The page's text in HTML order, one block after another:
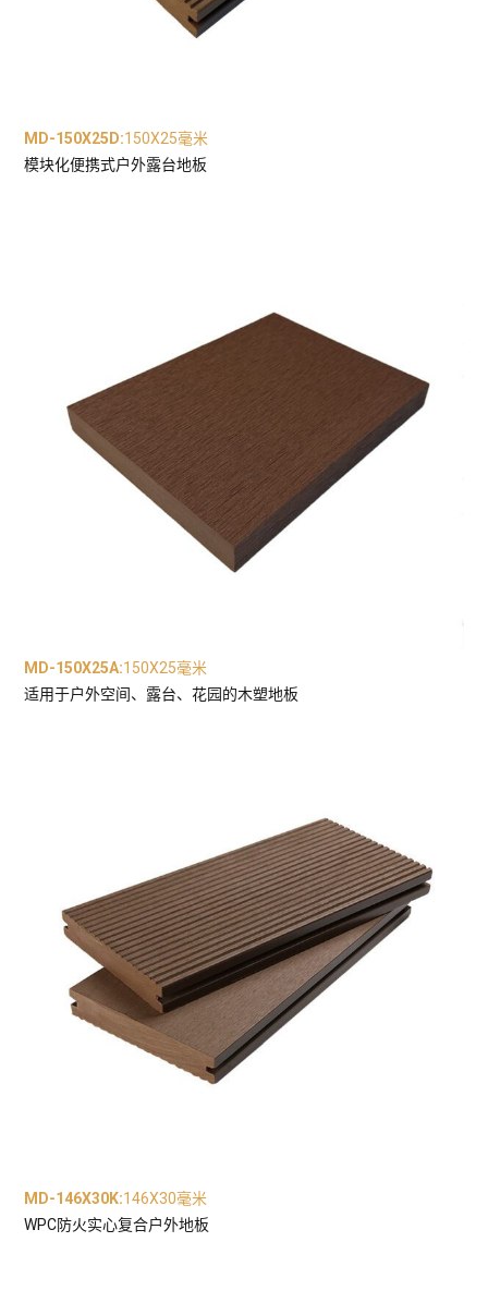
MD-150X25D:150X25毫米
模块化便携式户外露台地板
MD-150X25A:150X25毫米
适用于户外空间、露台、花园的木塑地板
MD-146X30K:146X30毫米
WPC防火实心复合户外地板